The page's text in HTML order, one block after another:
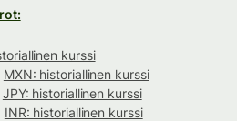
kurssi
MXN: historiallinen kurssi
JPY: historiallinen kurssi
INR: historiallinen kurssi